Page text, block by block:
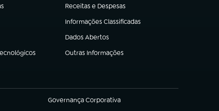
Receitas e Despesas
(abre em nova aba)
Informações Classificadas
(abre em nova aba)
Dados Abertos
(abre em nova aba)
Outras Informações
(abre em nova aba)
Governança Corporativa
(abre em nova aba)